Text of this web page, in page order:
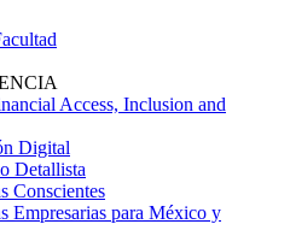
Access, Inclusion and
Digital
Detallista
Conscientes
Empresarias para México y